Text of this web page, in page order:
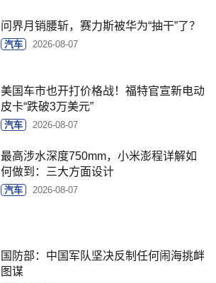
问界月销腰斩，赛力斯被华为“抽干”了？
汽车 2026-08-07
美国车市也开打价格战！福特官宣新电动
皮卡“跌破3万美元”
汽车 2026-08-07
最高涉水深度750mm，小米澎程详解如
何做到：三大方面设计
汽车 2026-08-07
国防部：中国军队坚决反制任何闹海挑衅
图谋